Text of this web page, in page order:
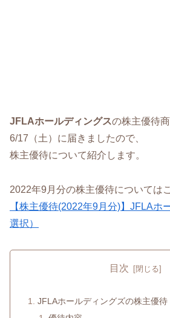
JFLAホールディングスの株主優待
6/17（土）に届きましたので、
株主優待について紹介します。
2022年9月分の株主優待については
【株主優待(2022年9月分)】JFLAホ
選択）
目次
JFLAホールディングズの株主優待